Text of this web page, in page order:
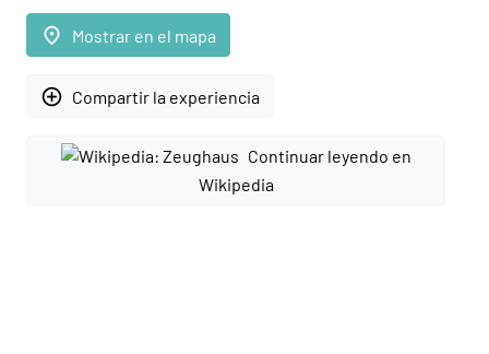
place Mostrar en el mapa
add_circle_outline Compartir la experiencia
Continuar leyendo en
Wikipedia